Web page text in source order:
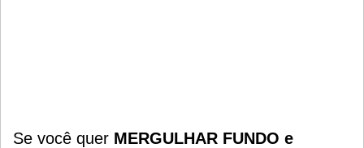
Se você quer MERGULHAR FUNDO e